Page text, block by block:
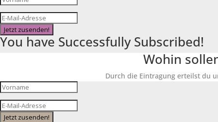
Jetzt zusenden!
You have Successfully Subscribed!
Wohin
Durch die Eintragung erteilst du
Jetzt zusenden!